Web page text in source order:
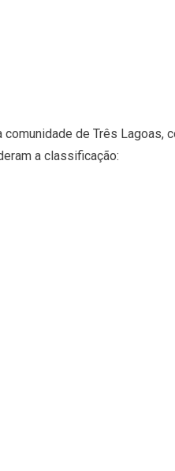
de Três Lagoas,
a classificação: